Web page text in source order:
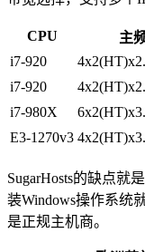
CPU 主
i7-920
i7-920
i7-980X
E3-1270v3
SugarHosts的缺点就
装Windows操作系统
是正规主机商。